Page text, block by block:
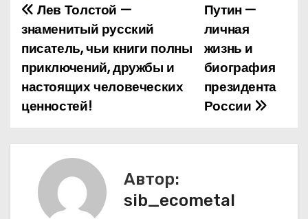
Н
а
в
и
Путин —
личная
жизнь и
биография
президента
России
Лев Толстой —
знаменитый русский
писатель, чьи книги полны
приключений, дружбы и
настоящих человеческих
ценностей!
Автор:
sib_ecometal